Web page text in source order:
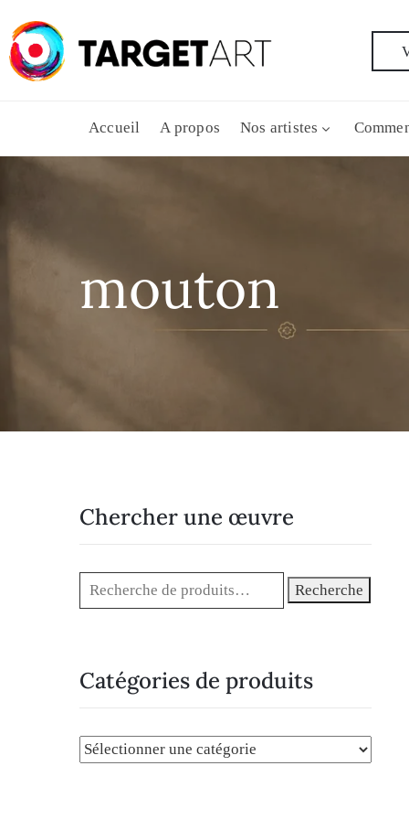
Accueil A propos Nos artistes
mouton
Chercher une œuvre
Recherche
Catégories de produits